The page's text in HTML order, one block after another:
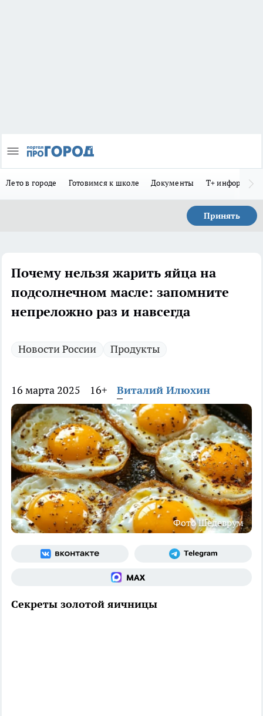
Лето в городе Готовимся к школе Документы Т+
Принять
Почему нельзя жарить яйца на
подсолнечном масле: запомните
непреложно раз и навсегда
Новости России Продукты
16 марта 2025 16+ Виталий Илюхин
Фото Шедеврум
Секреты золотой яичницы